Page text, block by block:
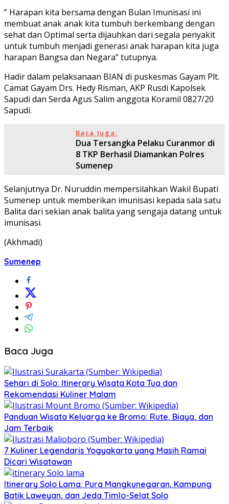
” Harapan kita bersama dengan Bulan Imunisasi ini
membuat anak anak kita tumbuh berkembang dengan
sehat dan Optimal serta dijauhkan dari segala penyakit
untuk tumbuh menjadi generasi anak harapan kita juga
harapan Bangsa dan Negara” tutupnya.
Hadir dalam pelaksanaan BIAN di puskesmas Gayam Plt.
Camat Gayam Drs. Hedy Risman, AKP Rusdi Kapolsek
Sapudi dan Serda Agus Salim anggota Koramil 0827/20
Sapudi.
Baca Juga:
Dua Tersangka Pelaku Curanmor di
8 TKP Berhasil Diamankan Polres
Sumenep
Selanjutnya Dr. Nuruddin mempersilahkan Wakil Bupati
Sumenep untuk memberikan imunisasi kepada sala satu
Balita dari sekian anak balita yang sengaja datang untuk
imunisasi.
(Akhmadi)
Sumenep
Baca Juga
Sehari di Solo: Itinerary Wisata Kota Tua dan
Rekomendasi Kuliner Malam
Panduan Wisata Keluarga ke Bromo: Rute, Biaya, dan
Jam Terbaik
7 Kuliner Legendaris Yogyakarta yang Masih Ramai
Dicari Wisatawan
Itinerary Solo Lama: Pura Mangkunegaran, Kampung
Batik Laweyan, dan Jeda Timlo-Selat Solo